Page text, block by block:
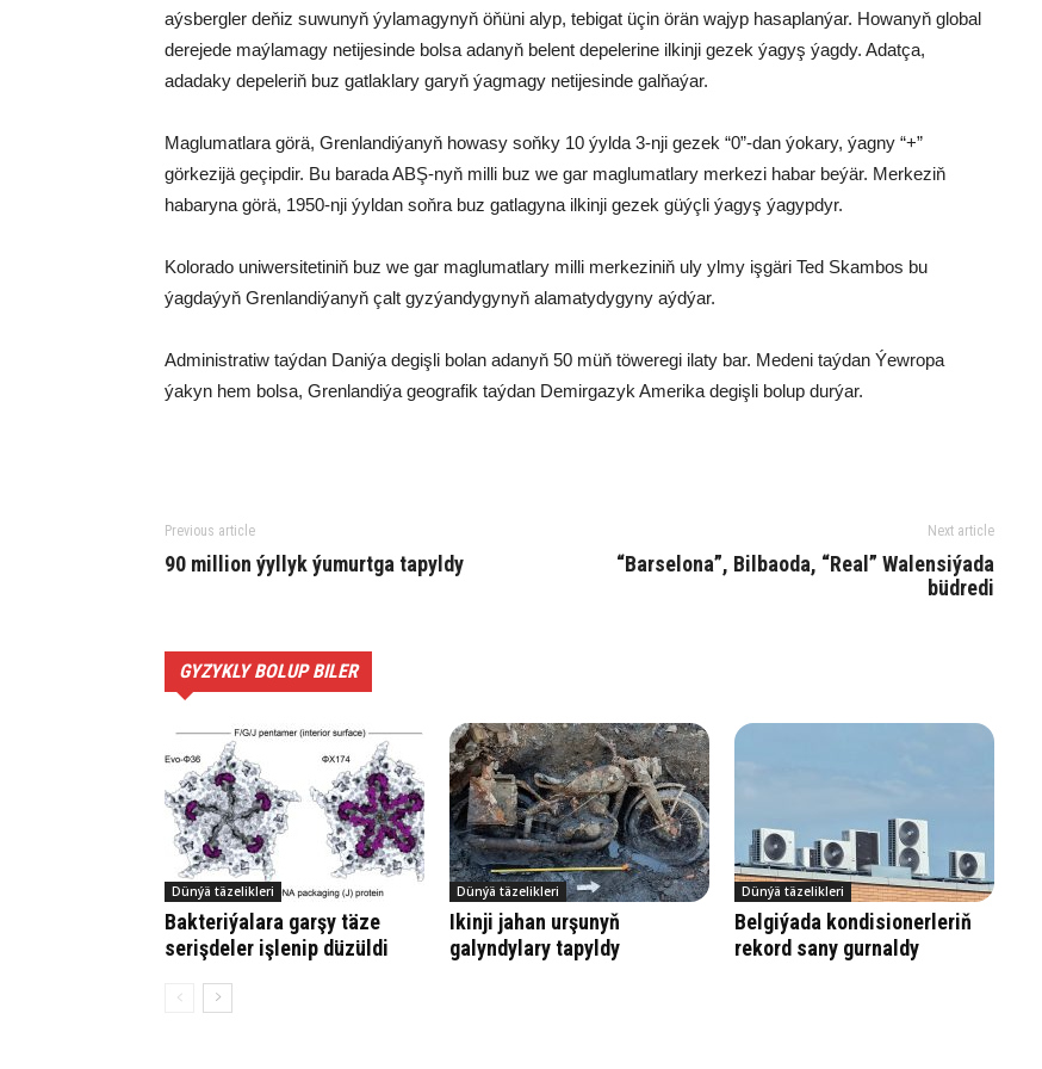
aýsbergler deňiz suwunyň ýylamagynyň öňüni alyp, tebigat üçin örän wajyp hasaplanýar. Howanyň global
derejede maýlamagy netijesinde bolsa adanyň belent depelerine ilkinji gezek ýagyş ýagdy. Adatça,
adadaky depeleriň buz gatlaklary garyň ýagmagy netijesinde galňaýar.
Maglumatlara görä, Grenlandiýanyň howasy soňky 10 ýylda 3-nji gezek “0”-dan ýokary, ýagny “+”
görkezijä geçipdir. Bu barada ABŞ-nyň milli buz we gar maglumatlary merkezi habar beýär. Merkeziň
habaryna görä, 1950-nji ýyldan soňra buz gatlagyna ilkinji gezek güýçli ýagyş ýagypdyr.
Kolorado uniwersitetiniň buz we gar maglumatlary milli merkeziniň uly ylmy işgäri Ted Skambos bu
ýagdaýyň Grenlandiýanyň çalt gyzýandygynyň alamatydygyny aýdýar.
Administratiw taýdan Daniýa degişli bolan adanyň 50 müň töweregi ilaty bar. Medeni taýdan Ýewropa
ýakyn hem bolsa, Grenlandiýa geografik taýdan Demirgazyk Amerika degişli bolup durýar.
Previous article
90 million ýyllyk ýumurtga tapyldy
Next article
“Barselona”, Bilbaoda, “Real” Walensiýada
büdredi
GYZYKLY BOLUP BILER
Dünýä täzelikleri
Bakteriýalara garşy täze
serişdeler işlenip düzüldi
Dünýä täzelikleri
Ikinji jahan urşunyň
galyndylary tapyldy
Dünýä täzelikleri
Belgiýada kondisionerleriň
rekord sany gurnaldy